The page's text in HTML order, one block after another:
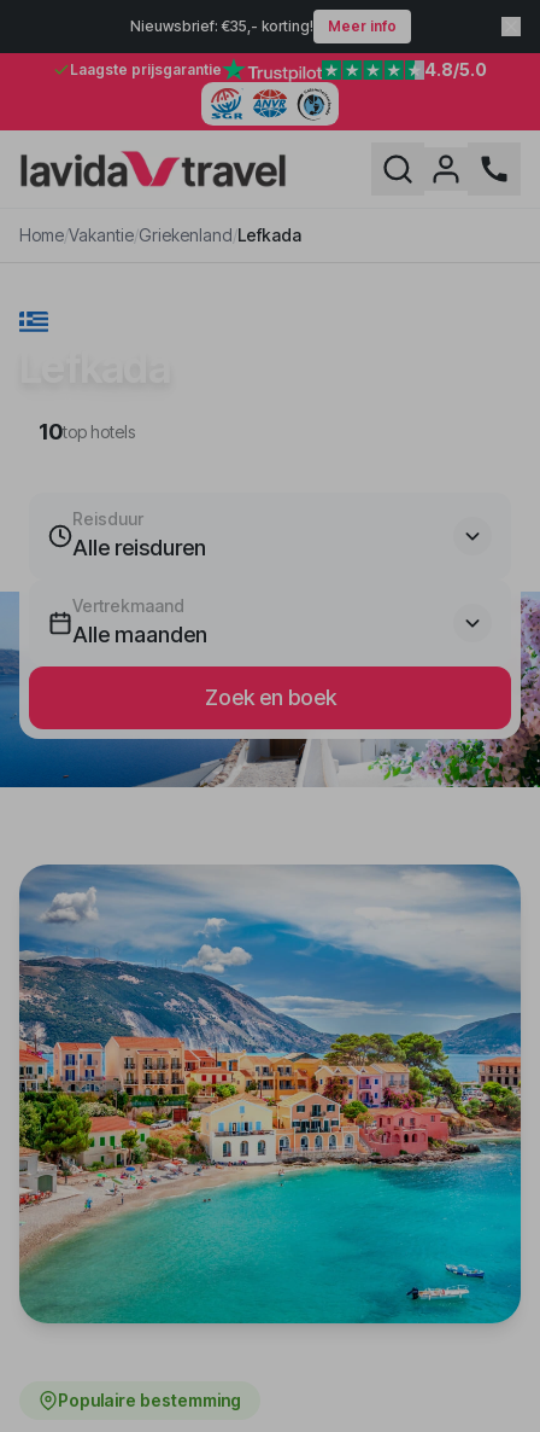
Nieuwsbrief: €35,- korting! Meer info
Laagste prijsgarantie 4.8/5.0
Home/Vakantie/Griekenland/Lefkada
10top hotels
Reisduur
Alle reisduren
Vertrekmaand
Alle maanden
Zoek en boek
Populaire bestemming